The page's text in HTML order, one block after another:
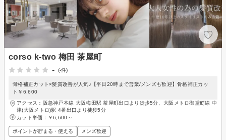
corso k-two 梅田 茶屋町
-
(-件)
骨格補正カット×髪質改善が人気♪【平日20時まで営業/メンズも歓迎】骨格補正カッ
ト￥6,600
アクセス：阪急神戸本線 大阪梅田駅 茶屋町出口より徒歩5分、大阪メトロ御堂筋線 中
津(大阪メトロ)駅 4番出口より徒歩5分
カット単価： ￥6,600～
ポイントが貯まる・使える メンズ歓迎